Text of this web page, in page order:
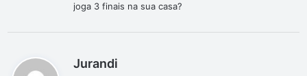
joga 3 finais na sua casa?
Jurandi